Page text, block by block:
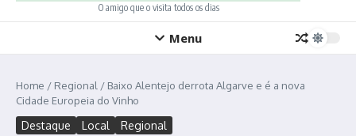
O amigo que o visita todos os dias
Menu
Home / Regional / Baixo Alentejo derrota Algarve e é a nova
Cidade Europeia do Vinho
Destaque Local Regional